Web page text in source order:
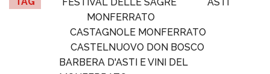
MONFERRATO
CASTAGNOLE MONFERRATO
CASTELNUOVO DON BOSCO
BARBERA D'ASTI E VINI DEL